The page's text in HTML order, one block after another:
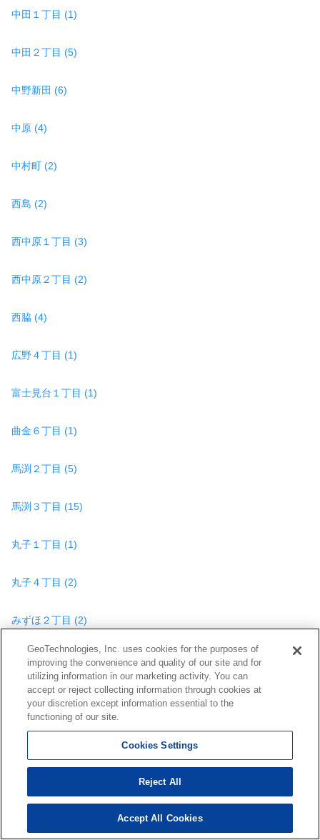
中田１丁目 (1)
中田２丁目 (5)
中野新田 (6)
中原 (4)
中村町 (2)
西島 (2)
西中原１丁目 (3)
西中原２丁目 (2)
西脇 (4)
広野４丁目 (1)
富士見台１丁目 (1)
曲金６丁目 (1)
馬渕２丁目 (5)
馬渕３丁目 (15)
丸子１丁目 (1)
丸子４丁目 (2)
みずほ２丁目 (2)
みずほ４丁目 (1)
見瀬 (3)
南安倍３丁目 (1)
南町 (15)
宮竹１丁目 (6)
検索結果を見る
GeoTechnologies, Inc. uses cookies for the purposes of
improving the convenience and quality of our site and for
utilizing information in our marketing activity. You can
accept or reject collecting information through cookies at
your discretion except information essential to the
functioning of our site.
Cookies Settings
Reject All
Accept All Cookies